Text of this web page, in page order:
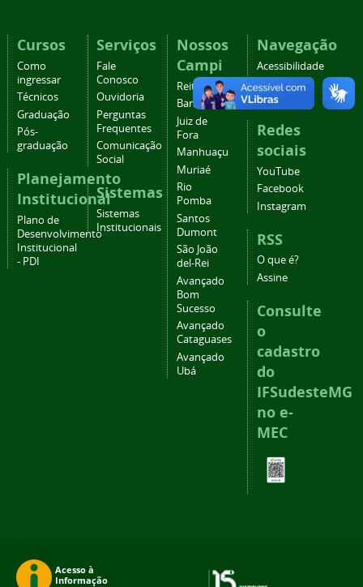
Cursos
Como
ingressar
Técnicos
Graduação
Pós-
graduação
Planejamento
Institucional
Plano de
Desenvolvimento
Institucional
- PDI
Serviços
Fale
Conosco
Ouvidoria
Perguntas
Frequentes
Comunicação
Social
Sistemas
Sistemas
Institucionais
Nossos
Campi
Reitoria
Barbacena
Juiz de
Fora
Manhuaçu
Muriaé
Rio
Pomba
Santos
Dumont
São João
del-Rei
Avançado
Bom
Sucesso
Avançado
Cataguases
Avançado
Ubá
Navegação
Acessibilidade
Mapa do
site
Redes
sociais
YouTube
Facebook
Instagram
RSS
O que é?
Assine
Consulte
o
cadastro
do
IFSudesteMG
no e-
MEC